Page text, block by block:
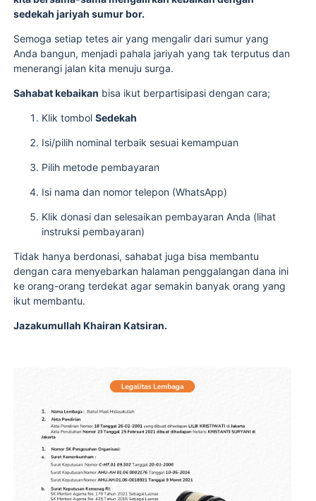
sedekah jariyah sumur bor.
Semoga setiap tetes air yang mengalir dari sumur yang
Anda bangun, menjadi pahala jariyah yang tak terputus dan
menerangi jalan kita menuju surga.
Sahabat kebaikan bisa ikut berpartisipasi dengan cara;
Klik tombolSedekah
Isi/pilih nominal terbaik sesuai kemampuan
Pilih metode pembayaran
Isi nama dan nomor telepon (WhatsApp)
Klik donasi dan selesaikan pembayaran Anda (lihat
instruksi pembayaran)
Tidak hanya berdonasi, sahabat juga bisa membantu
dengan cara menyebarkan halaman penggalangan dana ini
ke orang-orang terdekat agar semakin banyak orang yang
ikut membantu.
Jazakumullah Khairan Katsiran.